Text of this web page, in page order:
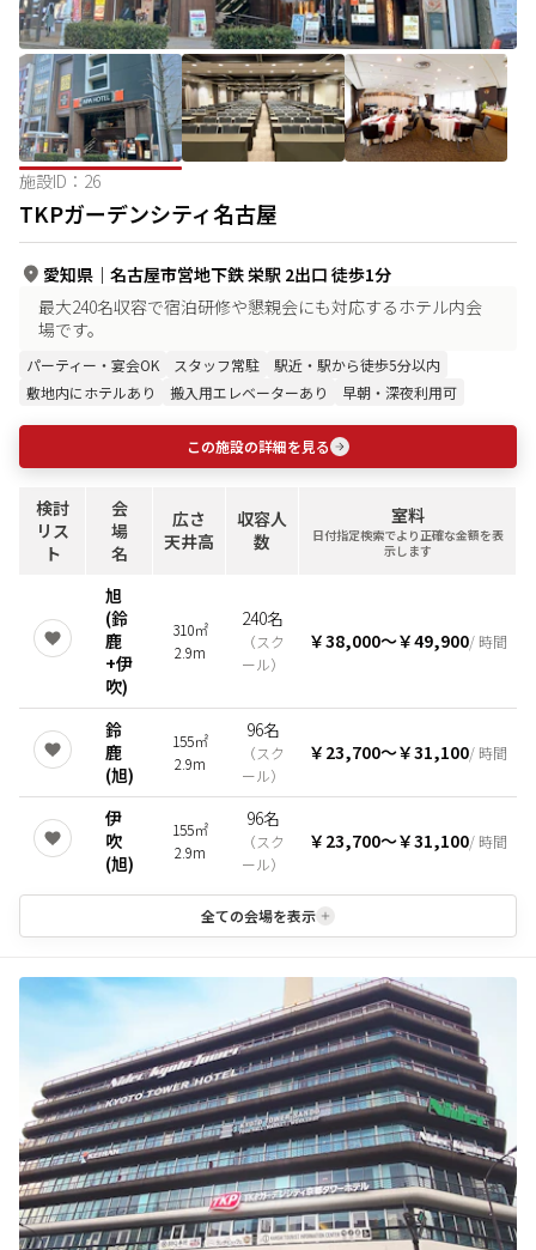
施設ID： 26
TKPガーデンシティ名古屋
愛知県 ｜ 名古屋市営地下鉄 栄駅 2出口 徒歩1分
最大240名収容で宿泊研修や懇親会にも対応するホテル内会
場です。
パーティー・宴会OK スタッフ常駐
駅近・駅から徒歩5分以内
敷地内にホテルあり
搬入用エレベーターあり 早朝・深夜利用可
この施設の詳細を見る
検討
リス
ト
会
場
名
広さ
天井高
収容人
数
室料
日付指定検索でより正確な金額を表
示します
旭
(鈴
鹿
+伊
吹)
310㎡
2.9m
240名
（スク
ール）
￥38,000〜￥49,900/ 時間
鈴
鹿
(旭)
155㎡
2.9m
96名
（スク
ール）
￥23,700〜￥31,100/ 時間
伊
吹
(旭)
155㎡
2.9m
96名
（スク
ール）
￥23,700〜￥31,100/ 時間
全ての会場を表示